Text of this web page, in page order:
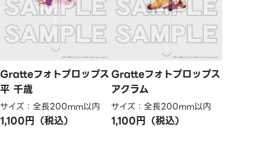
Gratteフォトプロップス
平 千歳
サイズ：全長200mm以内
1,100円（税込）
Gratteフォトプロップス
アクラム
サイズ：全長200mm以内
1,100円（税込）